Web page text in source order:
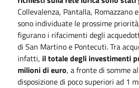
Collevalenza, Pantalla, Romazzano
sono individuate le prossime
figurano i rifacimenti degli
di San Martino e Pontecuti. Tra
infatti, il totale degli investimenti
milioni di euro, a fronte di somme
disposizione di poco superiori ad 1